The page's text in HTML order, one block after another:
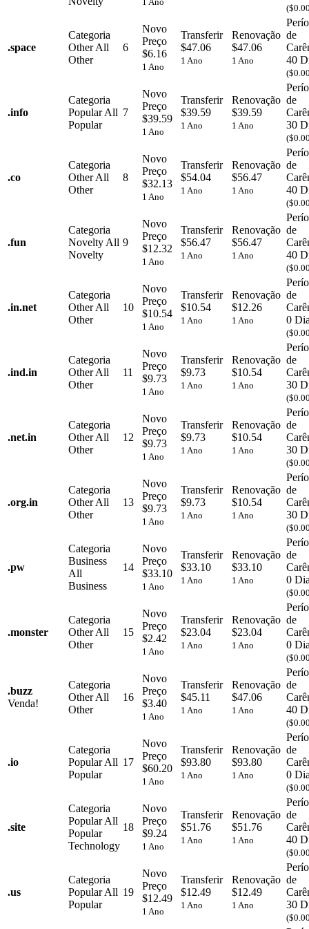
.space
Categoria
OtherAll
Other
6
Novo
Preço
$6.16
1 Ano
Transferir
$47.06
1 Ano
Renovação
$47.06
1 Ano
de
40
.info
Categoria
PopularAll
Popular
7
Novo
Preço
$39.59
1 Ano
Transferir
$39.59
1 Ano
Renovação
$39.59
1 Ano
de
30
.co
Categoria
OtherAll
Other
8
Novo
Preço
$32.13
1 Ano
Transferir
$54.04
1 Ano
Renovação
$56.47
1 Ano
de
40
.fun
Categoria
Novelty All
Novelty
9
Novo
Preço
$12.32
1 Ano
Transferir
$56.47
1 Ano
Renovação
$56.47
1 Ano
de
40
.in.net
Categoria
OtherAll
Other
10
Novo
Preço
$10.54
1 Ano
Transferir
$10.54
1 Ano
Renovação
$12.26
1 Ano
de
0
.ind.in
Categoria
OtherAll
Other
11
Novo
Preço
$9.73
1 Ano
Transferir
$9.73
1 Ano
Renovação
$10.54
1 Ano
de
30
.net.in
Categoria
OtherAll
Other
12
Novo
Preço
$9.73
1 Ano
Transferir
$9.73
1 Ano
Renovação
$10.54
1 Ano
de
30
.org.in
Categoria
OtherAll
Other
13
Novo
Preço
$9.73
1 Ano
Transferir
$9.73
1 Ano
Renovação
$10.54
1 Ano
de
30
.pw
Categoria
Business
All
Business
14
Novo
Preço
$33.10
1 Ano
Transferir
$33.10
1 Ano
Renovação
$33.10
1 Ano
de
0
.monster
Categoria
OtherAll
Other
15
Novo
Preço
$2.42
1 Ano
Transferir
$23.04
1 Ano
Renovação
$23.04
1 Ano
de
0
.buzz
Venda!
Categoria
OtherAll
Other
16
Novo
Preço
$3.40
1 Ano
Transferir
$45.11
1 Ano
Renovação
$47.06
1 Ano
de
40
.io
Categoria
PopularAll
Popular
17
Novo
Preço
$60.20
1 Ano
Transferir
$93.80
1 Ano
Renovação
$93.80
1 Ano
de
0
.site
Categoria
PopularAll
Popular
Technology
18
Novo
Preço
$9.24
1 Ano
Transferir
$51.76
1 Ano
Renovação
$51.76
1 Ano
de
40
.us
Categoria
PopularAll
Popular
19
Novo
Preço
$12.49
1 Ano
Transferir
$12.49
1 Ano
Renovação
$12.49
1 Ano
de
30